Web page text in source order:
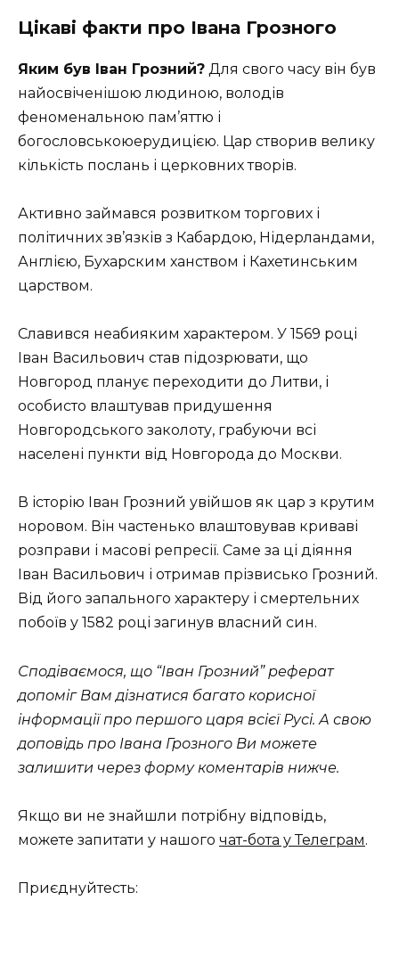
Цікаві факти про Івана Грозного
Яким був Іван Грозний? Для свого часу він був
найосвіченішою людиною, володів
феноменальною пам’яттю і
богословськоюерудицією. Цар створив велику
кількість послань і церковних творів.
Активно займався розвитком торгових і
політичних зв’язків з Кабардою, Нідерландами,
Англією, Бухарским ханством і Кахетинським
царством.
Славився неабияким характером. У 1569 році
Іван Васильович став підозрювати, що
Новгород планує переходити до Литви, і
особисто влаштував придушення
Новгородського заколоту, грабуючи всі
населені пункти від Новгорода до Москви.
В історію Іван Грозний увійшов як цар з крутим
норовом. Він частенько влаштовував криваві
розправи і масові репресії. Саме за ці діяння
Іван Васильович і отримав прізвисько Грозний.
Від його запального характеру і смертельних
побоїв у 1582 році загинув власний син.
Сподіваємося, що “Іван Грозний” реферат
допоміг Вам дізнатися багато корисної
інформації про першого царя всієї Русі. А свою
доповідь про Івана Грозного Ви можете
залишити через форму коментарів нижче.
Якщо ви не знайшли потрібну відповідь,
можете запитати у нашого чат-бота у Телеграм.
Приєднуйтесть: